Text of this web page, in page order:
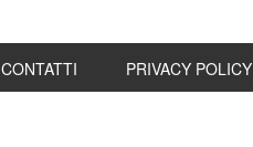
CONTATTI PRIVACY POLICY